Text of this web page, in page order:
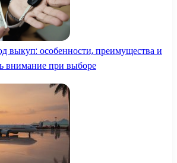
выкуп: особенности, преимущества и
внимание при выборе